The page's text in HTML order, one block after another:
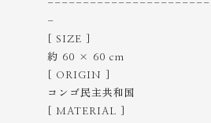
-
[ SIZE ]
約 60 × 60 cm
[ ORIGIN ]
コンゴ民主共和国
[ MATERIAL ]